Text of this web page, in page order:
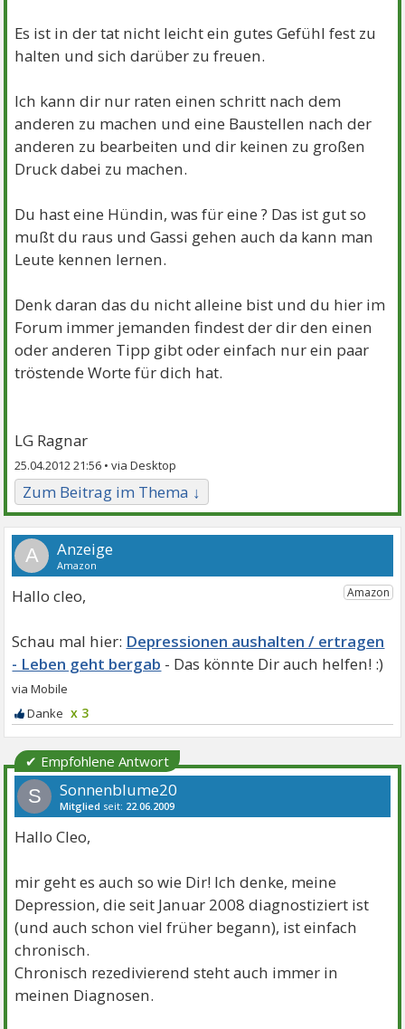
Es ist in der tat nicht leicht ein gutes Gefühl fest zu
halten und sich darüber zu freuen.
Ich kann dir nur raten einen schritt nach dem
anderen zu machen und eine Baustellen nach der
anderen zu bearbeiten und dir keinen zu großen
Druck dabei zu machen.
Du hast eine Hündin, was für eine ? Das ist gut so
mußt du raus und Gassi gehen auch da kann man
Leute kennen lernen.
Denk daran das du nicht alleine bist und du hier im
Forum immer jemanden findest der dir den einen
oder anderen Tipp gibt oder einfach nur ein paar
tröstende Worte für dich hat.
LG Ragnar
25.04.2012 21:56 •
Zum Beitrag im Thema ↓
A
Hallo cleo,
Depressionen aushalten / ertragen
- Leben geht bergab
x 3
✔ Empfohlene Antwort
S Sonnenblume20
Mitglied seit: 22.06.2009
Hallo Cleo,
mir geht es auch so wie Dir! Ich denke, meine
Depression, die seit Januar 2008 diagnostiziert ist
(und auch schon viel früher begann), ist einfach
chronisch.
Chronisch rezedivierend steht auch immer in
meinen Diagnosen.